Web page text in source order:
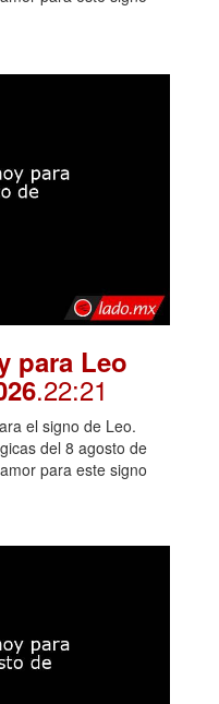
para Leo
.22:21
el signo de Leo.
del 8 agosto de
para este signo